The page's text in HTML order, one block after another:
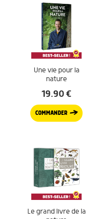
Une vie pour la
nature
19.90€
COMMANDER
Le grand livre de la